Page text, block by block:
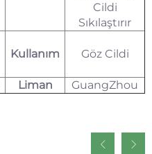
Cildi
Sıkılaştırır
Kullanım Göz Cildi
Liman GuangZhou